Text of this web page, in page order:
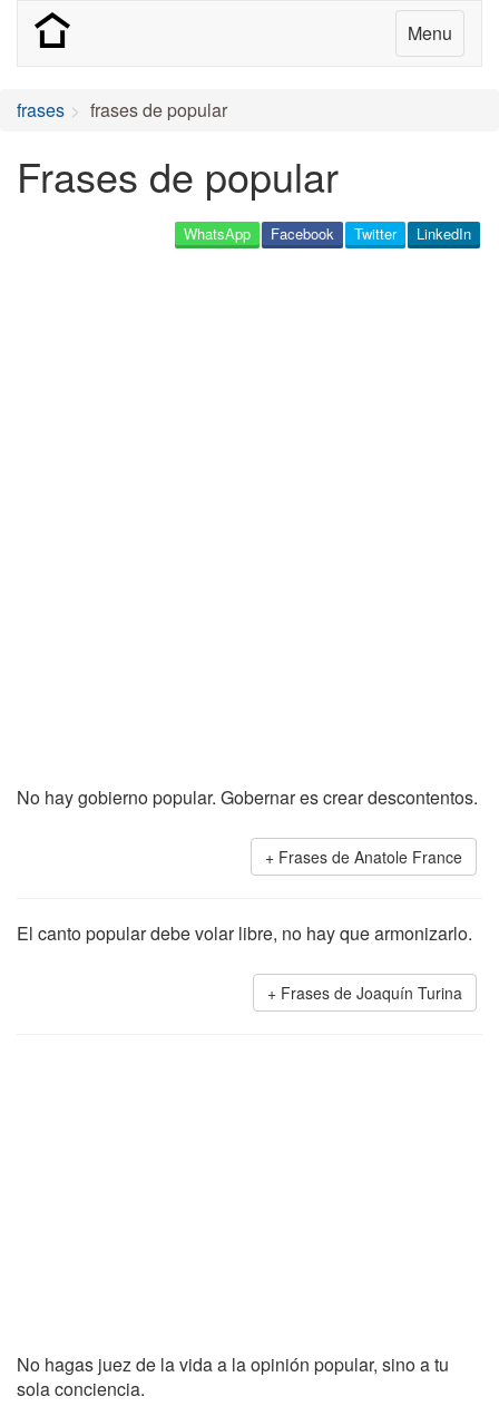
Menu
frases frases de popular
Frases de popular
LinkedIn
Twitter
Facebook
WhatsApp
No hay gobierno popular. Gobernar es crear descontentos.
Frases de Anatole France
El canto popular debe volar libre, no hay que armonizarlo.
Frases de Joaquín Turina
No hagas juez de la vida a la opinión popular, sino a tu
sola conciencia.